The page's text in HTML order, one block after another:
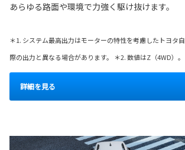
あらゆる路面や環境で力強く駆け抜けます。
＊1. システム最高出力はモーターの特性を考慮したトヨタ
際の出力と異なる場合があります。 ＊2. 数値はZ（4WD）。
詳細を見る